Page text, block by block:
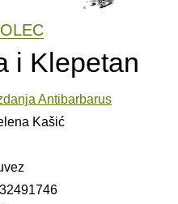
i Klepetan
Antibarbarus
Kašić